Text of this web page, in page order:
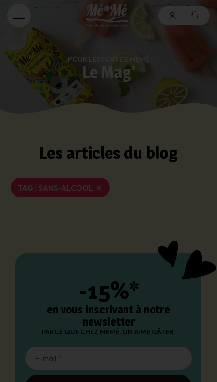
connexion
Valider
Inscription
POUR LES FANS DE MÉMÉ
Le Mag’
Les articles du blog
TAG : SANS-ALCOOL
-15%*
en vous inscrivant à notre
newsletter
PARCE QUE CHEZ MÉMÉ, ON AIME GÂTER.
E-mail *